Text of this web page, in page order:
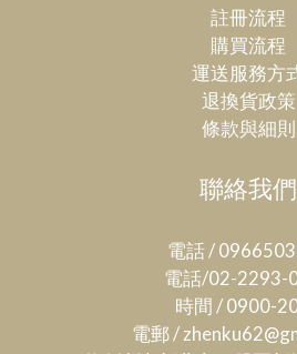
註冊流程
購買流程
運送服務方
退換貨政策
條款與細則
聯絡我們
電話 /
電話/02-2293-
時間 / 0900-
電郵 /